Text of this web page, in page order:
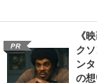
PR
《
ク
ン
の